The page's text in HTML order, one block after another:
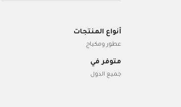
أنواع المنتجات
عطور ومكياج
متوفر في
جميع الدول